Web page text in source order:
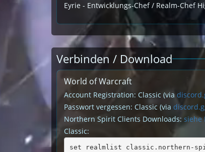
Eyrie - Entwicklungs-Chef / Realm-Chef
Verbinden / Download
World of Warcraft
Account Registration: Classic (via
Passwort vergessen: Classic (via
Northern Spirit Clients Downloads: siehe
Classic:
set realmlist classic.northern-